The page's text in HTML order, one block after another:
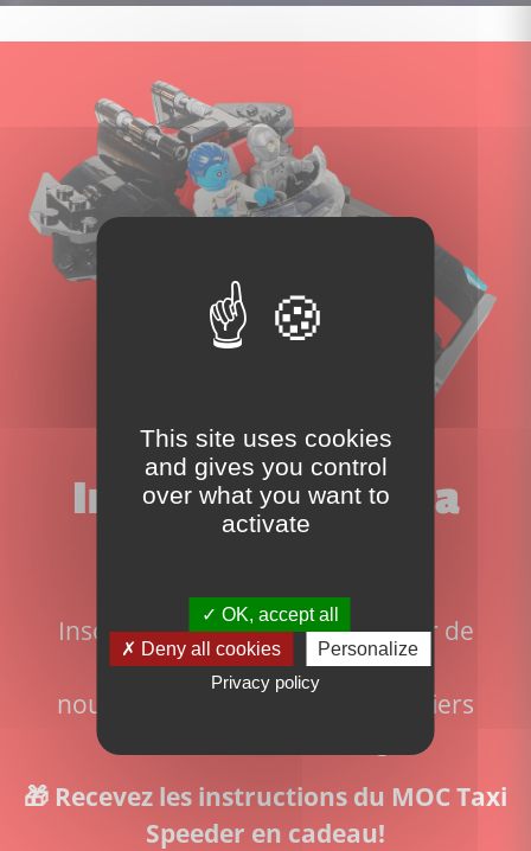
Inscrivez-vous à la
Inscrivez-vous pour ne rien rater de
l'actualité du site:
nouveaux sets disponibles, derniers
🎁 Recevez les instructions du MOC Taxi
Speeder en cadeau!
This site uses cookies
and gives you control
over what you want to
activate
OK, accept all
Deny all cookies
Personalize
Privacy policy